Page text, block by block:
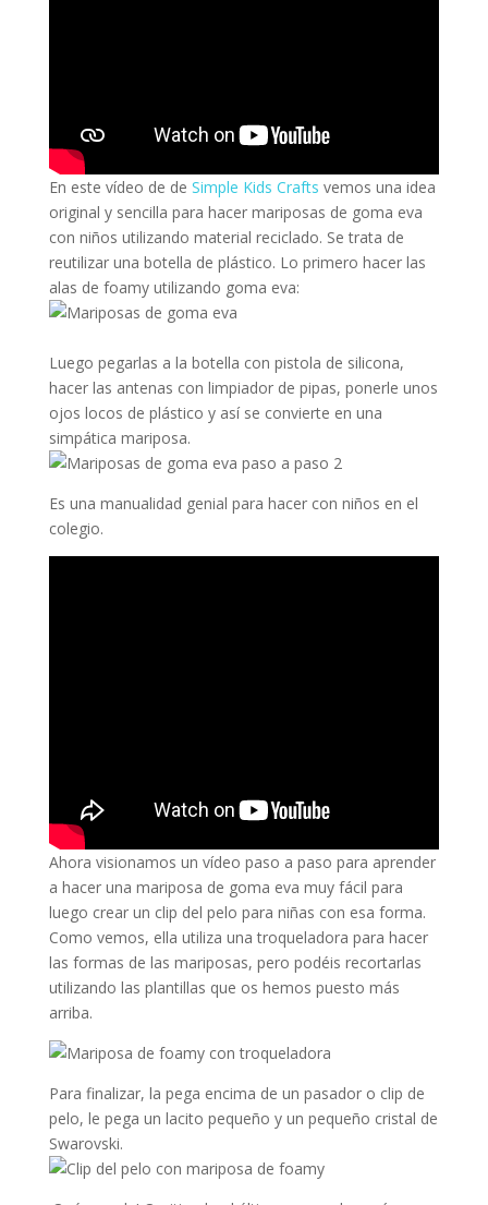
En este vídeo de de Simple Kids Crafts vemos una idea
original y sencilla para hacer mariposas de goma eva
con niños utilizando material reciclado. Se trata de
reutilizar una botella de plástico. Lo primero hacer las
alas de foamy utilizando goma eva:
Luego pegarlas a la botella con pistola de silicona,
hacer las antenas con limpiador de pipas, ponerle unos
ojos locos de plástico y así se convierte en una
simpática mariposa.
Es una manualidad genial para hacer con niños en el
colegio.
Ahora visionamos un vídeo paso a paso para aprender
a hacer una mariposa de goma eva muy fácil para
luego crear un clip del pelo para niñas con esa forma.
Como vemos, ella utiliza una troqueladora para hacer
las formas de las mariposas, pero podéis recortarlas
utilizando las plantillas que os hemos puesto más
arriba.
Para finalizar, la pega encima de un pasador o clip de
pelo, le pega un lacito pequeño y un pequeño cristal de
Swarovski.